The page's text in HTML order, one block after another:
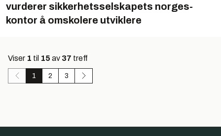
vurderer sikker­hets­selskapets norges­
kontor å om­skolere utviklere
Viser 1 til 15 av 37 treff
1 2 3